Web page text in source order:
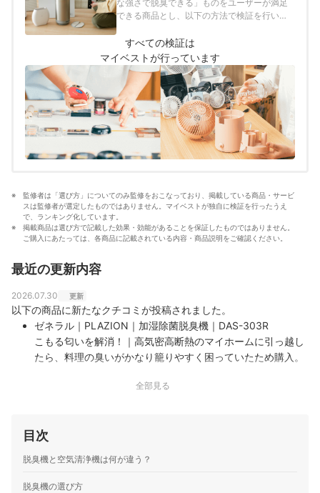
な強さで脱臭できる」ものをユーザーが満足
できる商品とし、以下の方法で検証を行いま
すべての検証は
マイベストが行っています
監修者は「選び方」についてのみ監修をおこなっており、掲載している商品・サービ
スは監修者が選定したものではありません。マイベストが独自に検証を行ったうえ
で、ランキング化しています。
掲載商品は選び方で記載した効果・効能があることを保証したものではありません。
ご購入にあたっては、各商品に記載されている内容・商品説明をご確認ください。
最近の更新内容
2026.07.30 更新
以下の商品に新たなクチコミが投稿されました。
ゼネラル｜PLAZION｜加湿除菌脱臭機｜DAS-303R
こもる匂いを解消！｜高気密高断熱のマイホームに引っ越し
たら、料理の臭いがかなり籠りやすく困っていたため購入。
ありません。そして自動お手入れをしてくれるので、メンテ
全部見る
目次
脱臭機と空気清浄機は何が違う？
脱臭機の選び方